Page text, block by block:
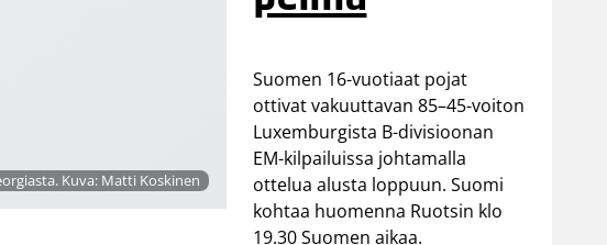
Kuva: Matti Koskinen
Suomen 16-vuotiaat pojat
ottivat vakuuttavan 85–45-voiton
Luxemburgista B-divisioonan
EM-kilpailuissa johtamalla
ottelua alusta loppuun. Suomi
kohtaa huomenna Ruotsin klo
19.30 Suomen aikaa.